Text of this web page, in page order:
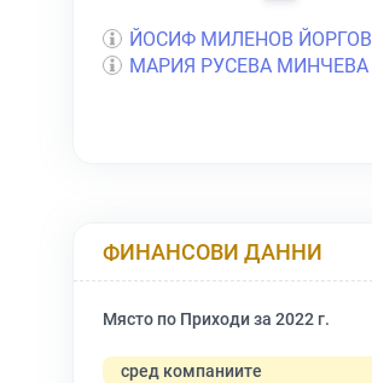
ЙОСИФ МИЛЕНОВ ЙОРГОВ
МАРИЯ РУСЕВА МИНЧЕВА
ФИНАНСОВИ ДАННИ
Място по Приходи за 2022 г.
сред компаниите